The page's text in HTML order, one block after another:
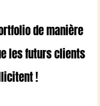
de manière
les futurs clients
!